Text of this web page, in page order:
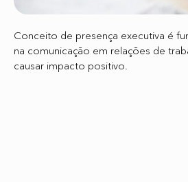
Conceito de presença executiva é
na comunicação em relações de
causar impacto positivo.